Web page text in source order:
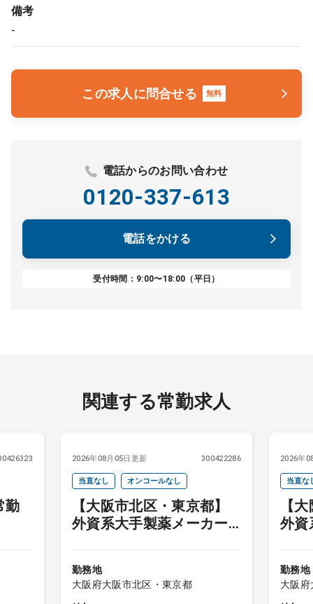
備考
-
この求人に問合せる 無料
電話からのお問い合わせ
0120-337-613
電話をかける
受付時間：9:00〜18:00（平日）
関連する常勤求人
勤
2026年08月05日更新 300422286
当直なし オンコールなし
【大阪市北区・東京都】
外資系大手製薬メーカー
勤務地
大阪府大阪市北区・東京都
2026年
当直な
【
外資
勤務地
大阪府